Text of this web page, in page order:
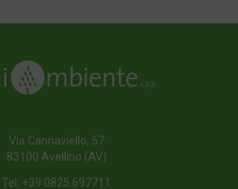
Via Cannaviello, 57
83100 Avellino (AV)
Tel: +39 0825 697711